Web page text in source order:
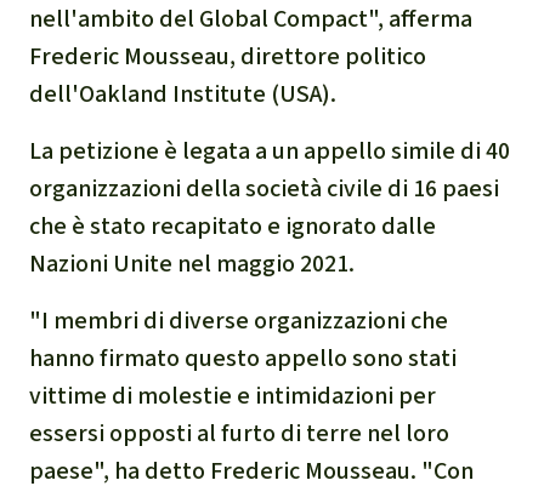
nell'ambito del Global Compact", afferma
Frederic Mousseau, direttore politico
dell'Oakland Institute (USA).
La petizione è legata a un appello simile di 40
organizzazioni della società civile di 16 paesi
che è stato recapitato e ignorato dalle
Nazioni Unite nel maggio 2021.
"I membri di diverse organizzazioni che
hanno firmato questo appello sono stati
vittime di molestie e intimidazioni per
essersi opposti al furto di terre nel loro
paese", ha detto Frederic Mousseau. "Con